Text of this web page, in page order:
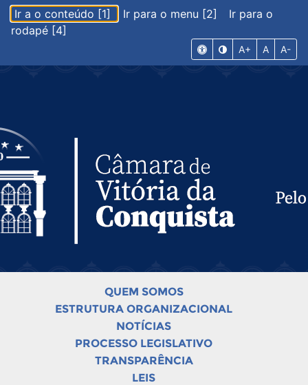
Ir a o conteúdo [1] Ir para o menu [2]
Ir para o
rodapé [4]
A+ A A-
QUEM SOMOS
ESTRUTURA ORGANIZACIONAL
NOTÍCIAS
PROCESSO LEGISLATIVO
TRANSPARÊNCIA
LEIS